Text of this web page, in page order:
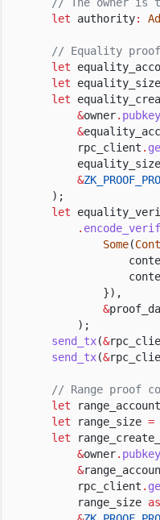
// The owner is
let
authority:
// Equality
let
let
equality_size
let
&owner. pubkey
&
rpc_client .
equality_size
&
);
let
.
Some(
}),
&
);
send_tx(&
send_tx(&
// Range proof
let
range_account
let
range_size =
let
&owner. pubkey
&
rpc_client .
range_size as